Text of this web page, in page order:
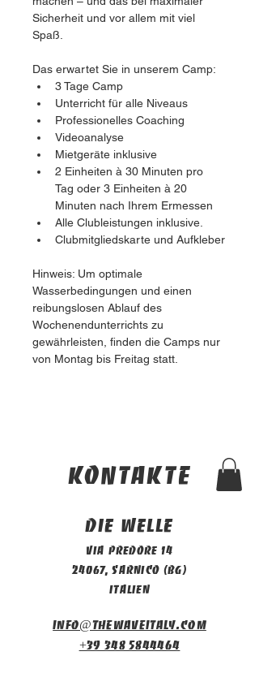
Sicherheit und vor allem mit viel
Spaß.
Das erwartet Sie in unserem Camp:
3 Tage Camp
Unterricht für alle Niveaus
Professionelles Coaching
Videoanalyse
Mietgeräte inklusive
2 Einheiten à 30 Minuten pro
Tag oder 3 Einheiten à 20
Minuten nach Ihrem Ermessen
Alle Clubleistungen inklusive.
Clubmitgliedskarte und Aufkleber
Hinweis: Um optimale
Wasserbedingungen und einen
reibungslosen Ablauf des
Wochenendunterrichts zu
gewährleisten, finden die Camps nur
von Montag bis Freitag statt.
Kontakte
Die Welle
Via Predore 14
24067, Sarnico (BG)
Italien
info@thewaveitaly.com
+39 348 5844464